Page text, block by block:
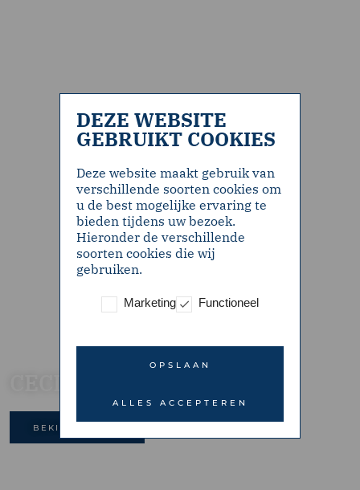
BEKIJK GALERIJ
DEZE WEBSITE
GEBRUIKT COOKIES
Deze website maakt gebruik van
verschillende soorten cookies om
u de best mogelijke ervaring te
bieden tijdens uw bezoek.
Hieronder de verschillende
soorten cookies die wij
gebruiken.
Marketing Functioneel
OPSLAAN
ALLES ACCEPTEREN